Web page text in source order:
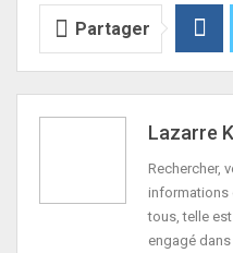
Partager
Lazarre
Rechercher,
informations
tous, telle
engagé